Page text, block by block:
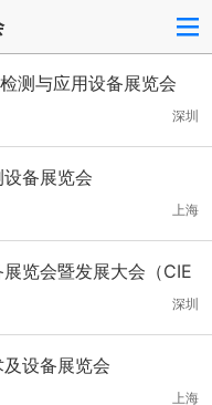
测与应用设备展览会
深圳
备展览会
上海
览会暨发展大会（CIE
深圳
设备展览会
上海